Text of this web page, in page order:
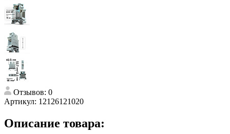
Отзывов: 0
Артикул: 12126121020
Описание товара: